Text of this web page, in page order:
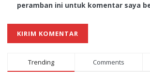
peramban ini untuk komentar saya
Trending Comments